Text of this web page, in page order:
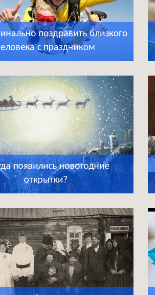
поздравить близкого
с праздником
появились новогодние
открытки?